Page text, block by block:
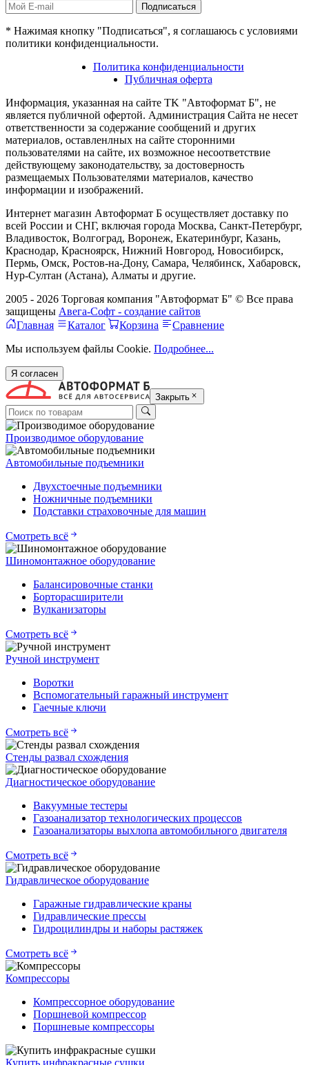
Подписаться
* Нажимая кнопку "Подписаться", я соглашаюсь с условиями
политики конфиденциальности.
Политика конфиденциальности
Публичная оферта
Информация, указанная на сайте TK "Автоформат Б", не
является публичной офертой. Администрация Сайта не несет
ответственности за содержание сообщений и других
материалов, оставленлных на сайте сторонними
пользователями на сайте, их возможное несоответствие
действующему законодательству, за достоверность
размещаемых Пользователями материалов, качество
информации и изображений.
Интернет магазин Автоформат Б осуществляет доставку по
всей России и СНГ, включая города Москва, Санкт-Петербург,
Владивосток, Волгоград, Воронеж, Екатеринбург, Казань,
Краснодар, Красноярск, Нижний Новгород, Новосибирск,
Пермь, Омск, Ростов-на-Дону, Самара, Челябинск, Хабаровск,
Нур-Султан (Астана), Алматы и другие.
2005 - 2026 Торговая компания "Автоформат Б" © Все права
защищены Авега-Софт - создание сайтов
Главная
Каталог Корзина
Сравнение
Мы используем файлы Cookie. Подробнее...
Я согласен
Закрыть
Производимое оборудование
Автомобильные подъемники
Двухстоечные подъемники
Ножничные подъемники
Подставки страховочные для машин
Смотреть всё
Шиномонтажное оборудование
Балансировочные станки
Борторасширители
Вулканизаторы
Смотреть всё
Ручной инструмент
Воротки
Вспомогательный гаражный инструмент
Гаечные ключи
Смотреть всё
Стенды развал схождения
Диагностическое оборудование
Вакуумные тестеры
Газоанализатор технологических процессов
Газоанализаторы выхлопа автомобильного двигателя
Смотреть всё
Гидравлическое оборудование
Гаражные гидравлические краны
Гидравлические прессы
Гидроцилиндры и наборы растяжек
Смотреть всё
Компрессоры
Компрессорное оборудование
Поршневой компрессор
Поршневые компрессоры
Купить инфракрасные сушки